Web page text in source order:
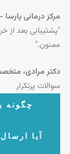
مرکز درمانی
"پشتیبانی بعد از
ممنون."
دکتر مرادی،
سوالات پرتکرار
چگونه
انتخاب بر اساس
می‌شود. تیم
آیا